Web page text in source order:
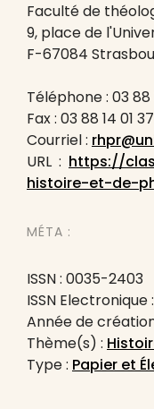
Faculté de
9, place de
F-67084
Téléphone : 03 88
Fax : 03 88 14 01 37
Courriel :
URL : https://
histoire-et-de-
MÉTA :
ISSN : 0035-2403
ISSN Electronique
Année de création
Thème(s) :
Type : Papier et